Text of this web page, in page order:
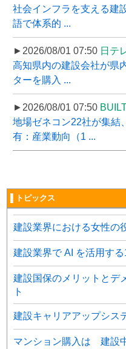
社会インフラを支える建
語で体系的 ...
►2026/08/01 07:50 日テ
高知県内の建設会社が県
ターを購入 ...
►2026/08/01 07:50
地場ゼネコン22社が集結
有：産業動向（1 ...
▌トピックス
建設業界における女性の
建設業界で AI を活用する
建設国保のメリットとデ
ト
建設キャリアアップシス
マンション購入は 建設